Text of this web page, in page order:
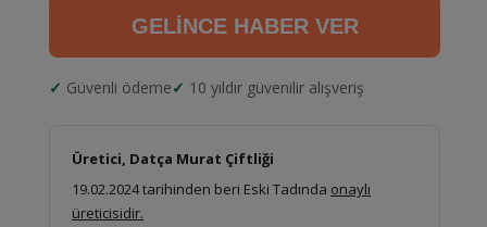
GELİNCE HABER VER
Güvenli ödeme 10 yıldır güvenilir alışveriş
Üretici, Datça Murat Çiftliği
19.02.2024 tarihinden beri Eski Tadında onaylı
üreticisidir.